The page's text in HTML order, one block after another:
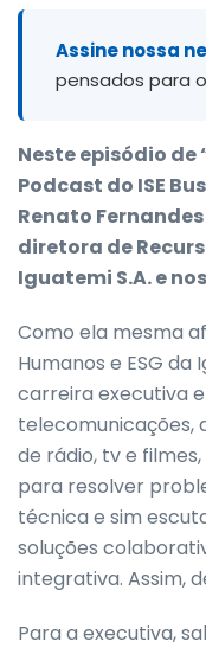
Assine nossa
pensados para
Neste episódio de
Podcast do ISE
Renato
diretora de
Iguatemi S.A. e
Como ela mesma
Humanos e ESG da
carreira executiva
telecomunicações,
de rádio, tv e
para resolver
técnica e sim
soluções
integrativa. Assim,
Para a executiva,